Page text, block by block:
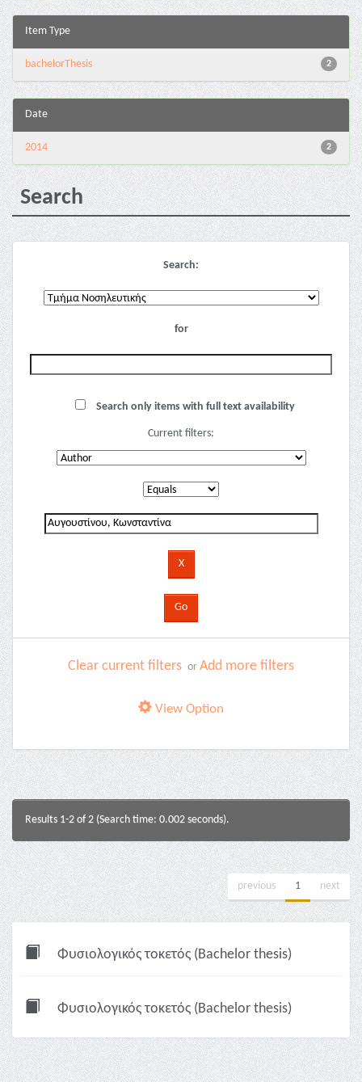
Item Type
2
bachelorThesis
Date
2
2014
Search
Search:
for
Search only items with full text availability
Current filters:
Clear current filters or Add more filters
View Option
Results 1-2 of 2 (Search time: 0.002 seconds).
previous 1 next
Φυσιολογικός τοκετός (Bachelor thesis)
Φυσιολογικός τοκετός (Bachelor thesis)